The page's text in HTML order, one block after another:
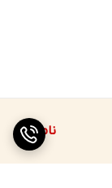
ناموجود